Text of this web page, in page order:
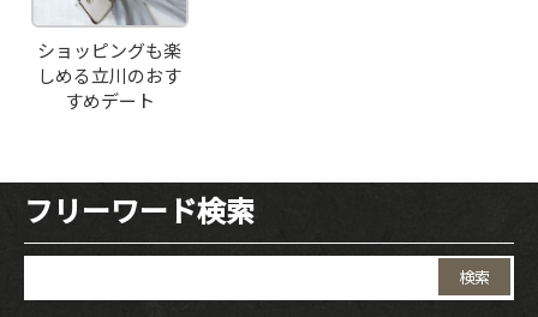
INTERIOR
NEWS
MOVIE
ACCESS /
RESERVATION
ショッピングも楽
しめる立川のおす
すめデート
フリーワード検索